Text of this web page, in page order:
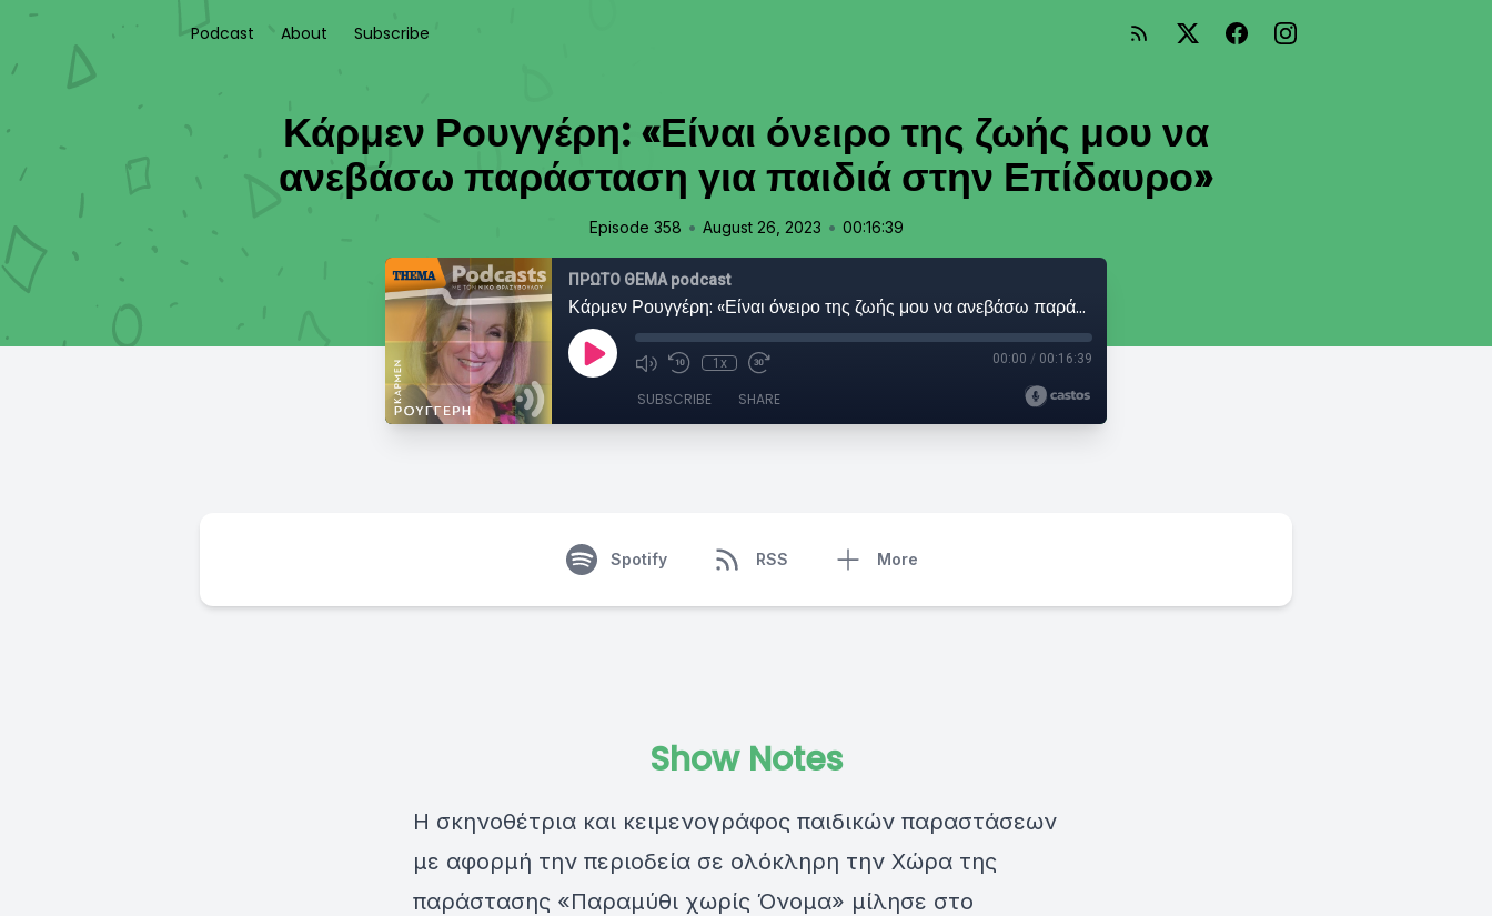
Podcast About Subscribe
Κάρμεν Ρουγγέρη: «Είναι όνειρο της ζωής μου να
ανεβάσω παράσταση για παιδιά στην Επίδαυρο»
Episode 358 • August 26, 2023 • 00:16:39
ΠΡΩΤΟ ΘΕΜΑ podcast
Κάρμεν Ρουγγέρη: «Είναι όνειρο της ζωής μου να ανεβάσω παράσταση για παιδιά στην Επίδαυρο»
1x 00:00 / 00:16:39
SUBSCRIBE SHARE
Spotify RSS More
Show Notes
Η σκηνοθέτρια και κειμενογράφος παιδικών παραστάσεων
με αφορμή την περιοδεία σε ολόκληρη την Χώρα της
παράστασης «Παραμύθι χωρίς Όνομα» μίλησε στο